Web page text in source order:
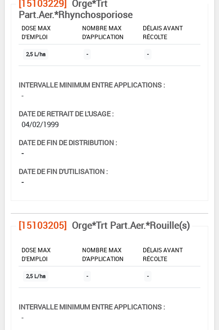
[15103229] Orge*Trt
Part.Aer.*Rhynchosporiose
DOSE MAX
D'EMPLOI
NOMBRE MAX
D'APPLICATION
DÉLAIS AVANT
RÉCOLTE
2,5 L/ha - -
INTERVALLE MINIMUM ENTRE APPLICATIONS :
-
DATE DE RETRAIT DE L'USAGE :
04/02/1999
DATE DE FIN DE DISTRIBUTION :
-
DATE DE FIN D'UTILISATION :
-
[15103205] Orge*Trt Part.Aer.*Rouille(s)
DOSE MAX
D'EMPLOI
NOMBRE MAX
D'APPLICATION
DÉLAIS AVANT
RÉCOLTE
2,5 L/ha - -
INTERVALLE MINIMUM ENTRE APPLICATIONS :
-